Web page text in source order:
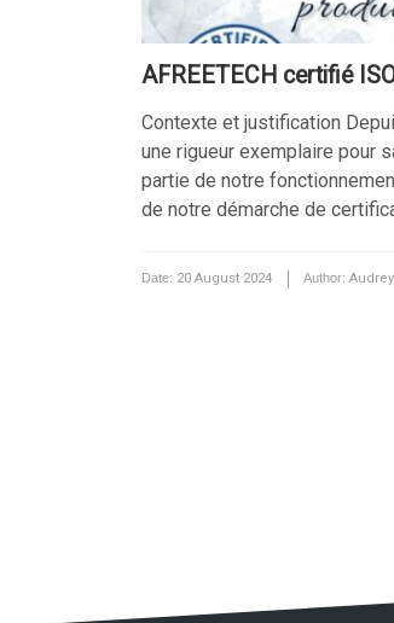
AFREETECH certifié
Contexte et justification
une rigueur exemplaire pour
partie de notre
de notre démarche de
Date: 20 August 2024 Author: